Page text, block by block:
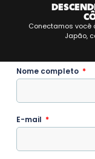
Conectamos você
Japão,
Nome completo
E-mail